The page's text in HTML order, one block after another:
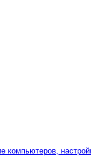
компьютеров,